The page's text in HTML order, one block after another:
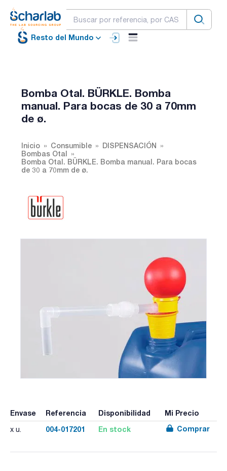
Resto del Mundo
Bomba Otal. BÜRKLE. Bomba
manual. Para bocas de 30 a 70mm
de ø.
Inicio Consumible
DISPENSACIÓN
Bombas Otal
Bomba Otal. BÜRKLE. Bomba manual. Para bocas
de 30 a 70mm de ø.
Envase Referencia Disponibilidad Mi Precio
x u. 004-017201 En stock Comprar